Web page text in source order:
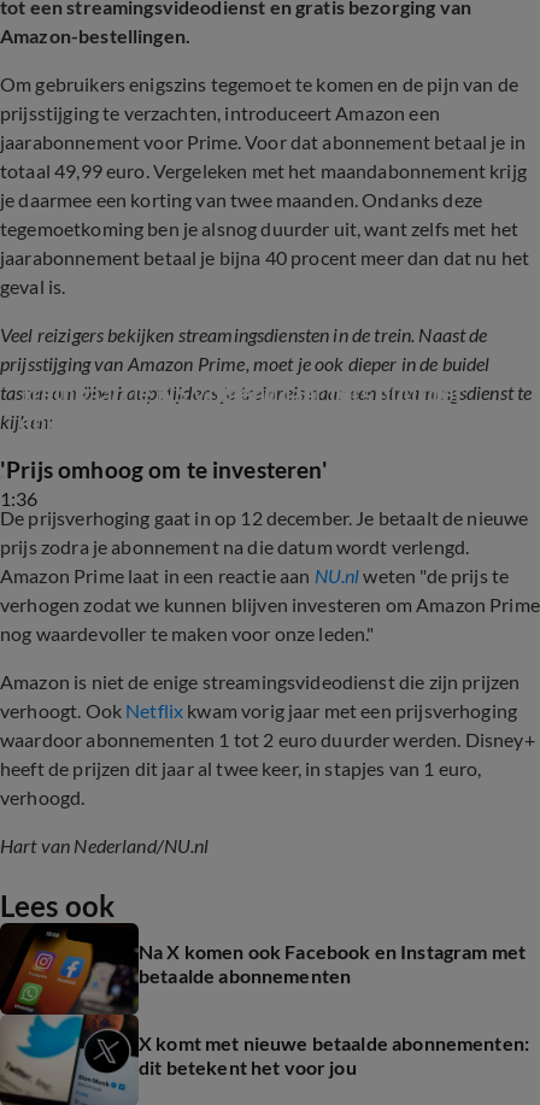
tot een streamingsvideodienst en gratis bezorging van
Amazon-bestellingen.
Om gebruikers enigszins tegemoet te komen en de pijn van de
prijsstijging te verzachten, introduceert Amazon een
jaarabonnement voor Prime. Voor dat abonnement betaal je in
totaal 49,99 euro. Vergeleken met het maandabonnement krijg
je daarmee een korting van twee maanden. Ondanks deze
tegemoetkoming ben je alsnog duurder uit, want zelfs met het
jaarabonnement betaal je bijna 40 procent meer dan dat nu het
geval is.
Veel reizigers bekijken streamingsdiensten in de trein. Naast de
prijsstijging van Amazon Prime, moet je ook dieper in de buidel
tasten om überhaupt tijdens je treinreis naar een streamingsdienst te
kijken:
1:36
Treinkaartje NS volgend jaar fors duurder,
enkele abonnementen juist goedkoper
'Prijs omhoog om te investeren'
De prijsverhoging gaat in op 12 december. Je betaalt de nieuwe
prijs zodra je abonnement na die datum wordt verlengd.
Amazon Prime laat in een reactie aan NU.nlweten "de prijs te
verhogen zodat we kunnen blijven investeren om Amazon Prime
nog waardevoller te maken voor onze leden."
Amazon is niet de enige streamingsvideodienst die zijn prijzen
verhoogt. Ook Netflix kwam vorig jaar met een prijsverhoging
waardoor abonnementen 1 tot 2 euro duurder werden. Disney+
heeft de prijzen dit jaar al twee keer, in stapjes van 1 euro,
verhoogd.
Hart van Nederland/NU.nl
Lees ook
Na X komen ook Facebook en Instagram met
betaalde abonnementen
X komt met nieuwe betaalde abonnementen:
dit betekent het voor jou